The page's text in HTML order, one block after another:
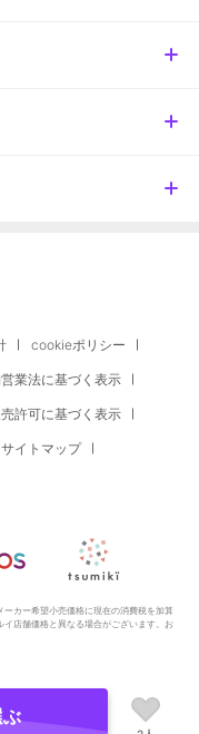
cookieポリシー
業法に基づく表示
許可に基づく表示
サイトマップ
カー希望小売価格に現在の消費税を加算
店舗価格と異なる場合がございます。お
Co., Ltd